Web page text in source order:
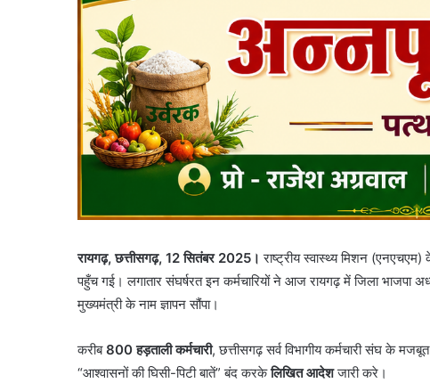
रायगढ़, छत्तीसगढ़, 12 सितंबर 2025। राष्ट्रीय स्वास्थ्य मिशन
पहुँच गई। लगातार संघर्षरत इन कर्मचारियों ने आज रायगढ़ में जिला भाजपा
मुख्यमंत्री के नाम ज्ञापन सौंपा।
करीब 800 हड़ताली कर्मचारी, छत्तीसगढ़ सर्व विभागीय कर्मचारी संघ के
“आश्वासनों की घिसी-पिटी बातें” बंद करकेलिखित आदेशजारी करे।